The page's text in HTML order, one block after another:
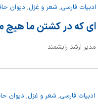
ادبیات فارسی, شعر و غزل, دیوان
ای که در کشتن ما هیچ
مدیر ارشد رایشمند
ادبیات فارسی, شعر و غزل, دیوان